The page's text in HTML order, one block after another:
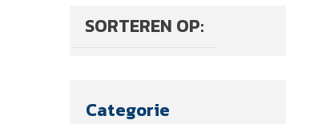
SORTEREN OP:
Categorie